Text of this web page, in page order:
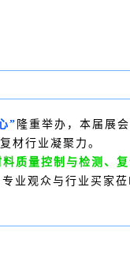
” 隆重举办，本届展会
材行业凝聚力。
质量控制与检测、
业观众与行业买家